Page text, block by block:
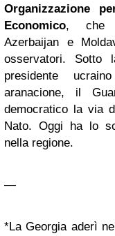
Organizzazione
Economico, che
Azerbaijan e
osservatori. Sotto
presidente
aranacione, il
democratico la via
Nato. Oggi ha lo
nella regione.
—
*La Georgia aderì